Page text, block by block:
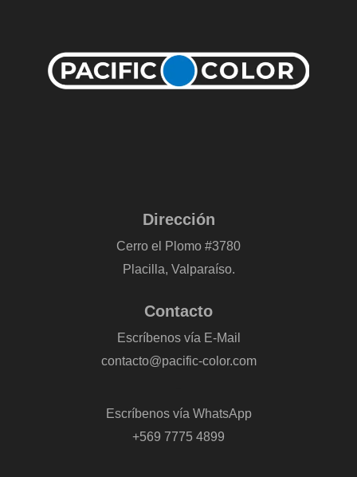
Dirección
Cerro el Plomo #3780
Placilla, Valparaíso.
Contacto
Escríbenos vía E-Mail
contacto@pacific-color.com
Escríbenos vía WhatsApp
+569 7775 4899